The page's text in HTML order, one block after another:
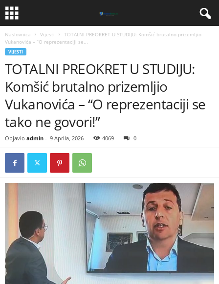
Naslovnica Vijesti
TOTALNI PREOKRET U STUDIJU: Komšić brutalno prizemljio
Vukanovića – “O reprezentaciji se...
VIJESTI
TOTALNI PREOKRET U STUDIJU:
Komšić brutalno prizemljio
Vukanovića – “O reprezentaciji se
tako ne govori!”
Objavio admin - 9 Aprila, 2026 4069 0